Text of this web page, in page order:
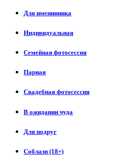
Для именинника
Индивидуальная
Семейная фотосессия
Парная
Свадебная фотосессия
В ожидании чуда
Для подруг
Соблазн (18+)